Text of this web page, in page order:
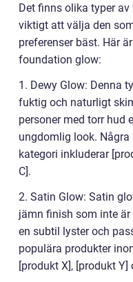
Det finns olika typer
viktigt att välja den
preferenser bäst. Här
foundation glow:
1. Dewy Glow: Denna
fuktig och naturligt
personer med torr hud
ungdomlig look.
kategori inkluderar
C].
2. Satin Glow: Satin
jämn finish som inte
en subtil lyster och
populära produkter
[produkt X], [produkt Y]